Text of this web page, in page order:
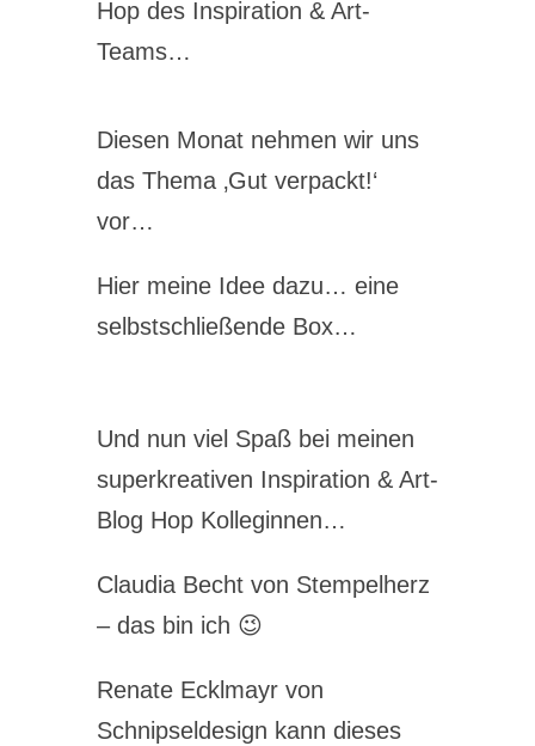
Hop des Inspiration & Art-
Teams…
Diesen Monat nehmen wir uns
das Thema ‚Gut verpackt!‘
vor…
Hier meine Idee dazu… eine
selbstschließende Box…
Und nun viel Spaß bei meinen
superkreativen Inspiration & Art-
Blog Hop Kolleginnen…
Claudia Becht von Stempelherz
– das bin ich 😉
Renate Ecklmayr von
Schnipseldesign kann dieses